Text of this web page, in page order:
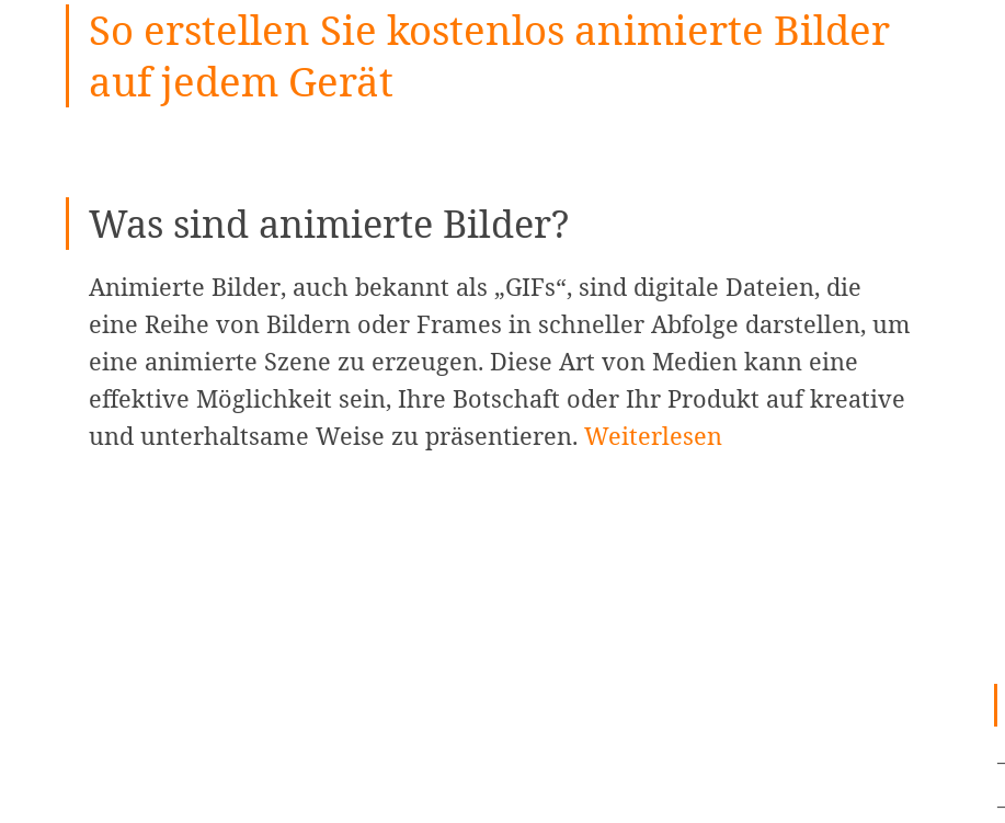
So erstellen Sie kostenlos animierte Bilder
auf jedem Gerät
Was sind animierte Bilder?
Animierte Bilder, auch bekannt als „GIFs“, sind digitale Dateien, die
eine Reihe von Bildern oder Frames in schneller Abfolge darstellen, um
eine animierte Szene zu erzeugen. Diese Art von Medien kann eine
effektive Möglichkeit sein, Ihre Botschaft oder Ihr Produkt auf kreative
und unterhaltsame Weise zu präsentieren. So
Weiterlesen